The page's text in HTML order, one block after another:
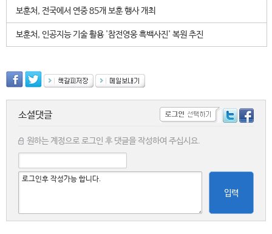
보훈처, 전국에서 연중 85개 보훈 행사 개최
보훈처, 인공지능 기술 활용 '참전영웅 흑백사진' 복원 추진
소셜댓글
원하는 계정으로 로그인 후 댓글을 작성하여 주십시요.
입력